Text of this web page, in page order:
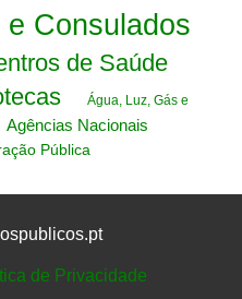
e Consulados
de Saúde
Água, Luz, Gás e
Agências Nacionais
Pública
de Privacidade